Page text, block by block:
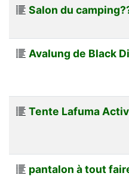
Salon du
Avalung de Black
Tente Lafuma
pantalon à tout